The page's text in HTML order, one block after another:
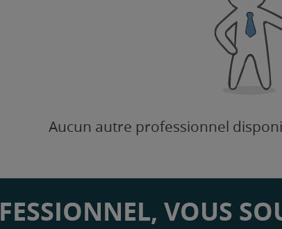
Aucun autre professionnel
VOUS